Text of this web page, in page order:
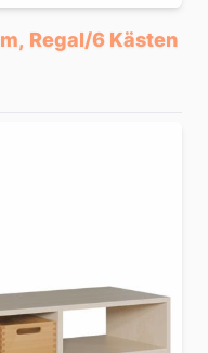
Regal/6 Kästen